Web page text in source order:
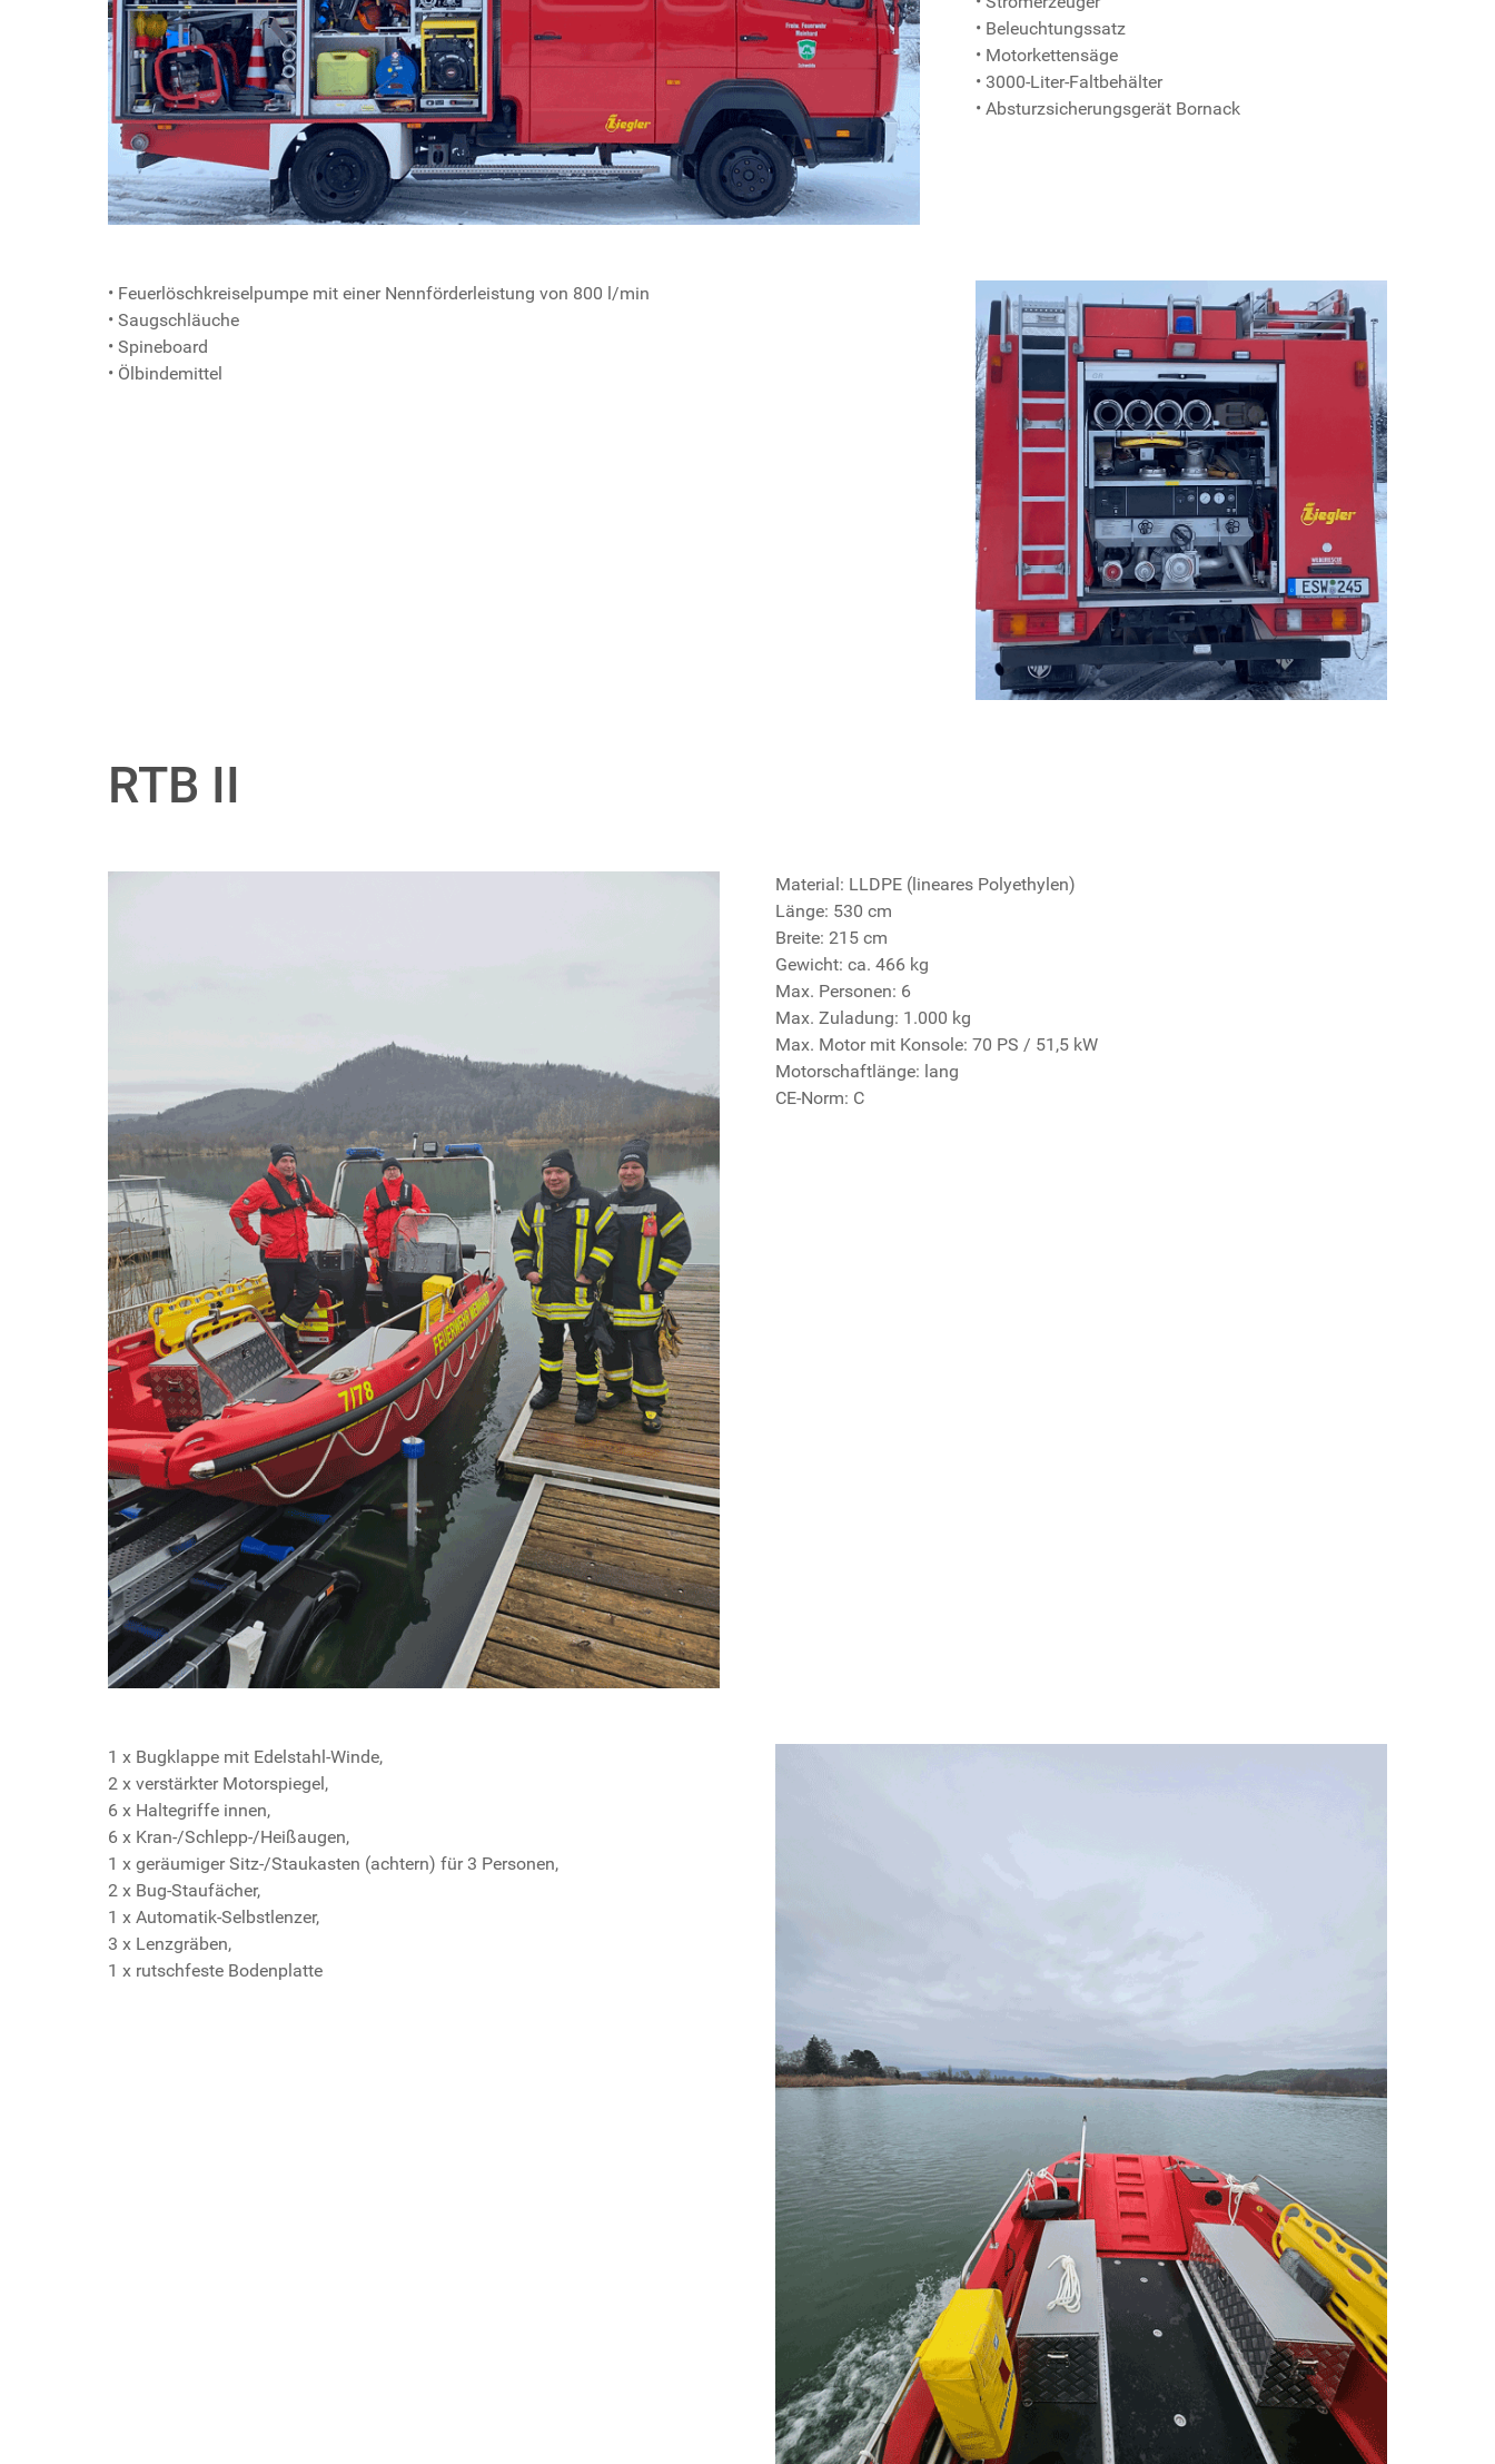
• Beleuchtungssatz
• Motorkettensäge
• 3000-Liter-Faltbehälter
• Absturzsicherungsgerät Bornack
• Feuerlöschkreiselpumpe mit einer Nennförderleistung von 800 l/min
• Saugschläuche
• Spineboard
• Ölbindemittel
RTB II
Material: LLDPE (lineares Polyethylen)
Länge: 530 cm
Breite: 215 cm
Gewicht: ca. 466 kg
Max. Personen: 6
Max. Zuladung: 1.000 kg
Max. Motor mit Konsole: 70 PS / 51,5 kW
Motorschaftlänge: lang
CE-Norm: C
1 x Bugklappe mit Edelstahl-Winde,
2 x verstärkter Motorspiegel,
6 x Haltegriffe innen,
6 x Kran-/Schlepp-/Heißaugen,
1 x geräumiger Sitz-/Staukasten (achtern) für 3 Personen,
2 x Bug-Staufächer,
1 x Automatik-Selbstlenzer,
3 x Lenzgräben,
1 x rutschfeste Bodenplatte